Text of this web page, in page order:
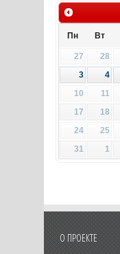
Пн Вт
27 28
3
4
10
11
17
18
24
25
31
1
О ПРОЕКТЕ